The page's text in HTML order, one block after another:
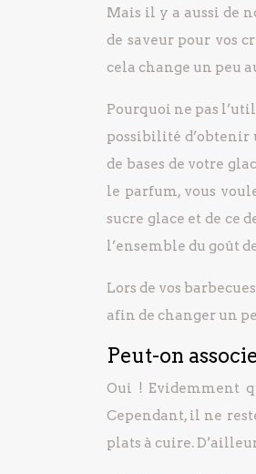
Mais il y a aussi de
de saveur pour vos
cela change un peu
Pourquoi ne pas
possibilité d’obtenir
de bases de votre
le parfum, vous
sucre glace et de ce
l’ensemble du goût
Lors de vos
afin de changer un
Peut-on
Oui ! Evidemment
Cependant, il ne
plats à cuire.